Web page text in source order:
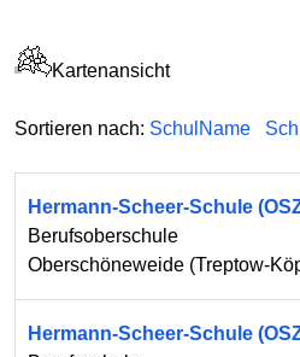
Kartenansicht
Sortieren nach: SchulName
Hermann-Scheer-Schule
Berufsoberschule
Oberschöneweide (Treptow-
Hermann-Scheer-Schule